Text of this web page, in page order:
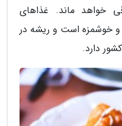
خواهد ماند. غذاهای
و خوشمزه است و ریشه در
دارد.